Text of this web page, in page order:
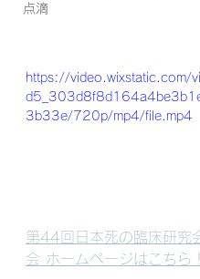
点滴
https://video.wixstatic.com/
3b33e/720p/mp4/file.mp4
第44回日本死の臨床研究
会 ホームページはこちら！